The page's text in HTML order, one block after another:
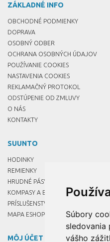
Súbory
sledovania
vášho
ZÁKLADNÉ INFO
OBCHODNÉ PODMIENKY
DOPRAVA
OSOBNÝ ODBER
OCHRANA OSOBNÝCH ÚDAJOV
POUŽÍVANIE COOKIES
NASTAVENIA COOKIES
REKLAMAČNÝ PROTOKOL
ODSTÚPENIE OD ZMLUVY
O NÁS
KONTAKTY
SUUNTO
HODINKY
REMIENKY
HRUDNÉ PÁSY
KOMPASY A BUZOLY
PRÍSLUŠENSTVO
MAPA ESHOPU
MÔJ ÚČET